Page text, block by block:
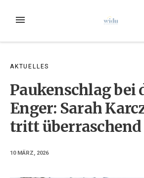
InhaltMENÜ
AKTUELLES
Paukenschlag bei
Enger: Sarah
tritt
10 MÄRZ, 2026